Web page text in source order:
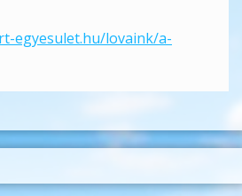
egyesulet.hu/lovaink/a-